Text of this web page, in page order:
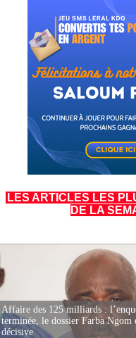
LES ARTICLES LES
DE LA
Affaire des 125 milliards :
terminée, le dossier Farba Ngom
décisive